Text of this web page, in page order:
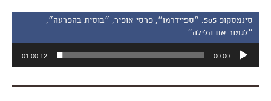
סינמסקופ 505: ״ספיידרמן״, פרסי אופיר, ״בוסית בהפרעה״,
״לגמור את הלילה״
אודיו
00:00
01:00:12